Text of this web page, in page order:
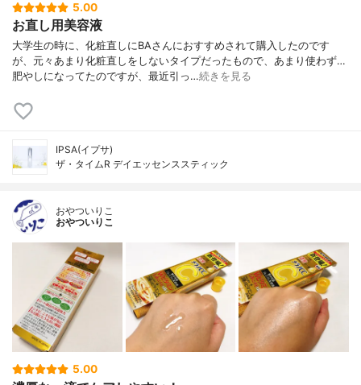
5.00
お直し用美容液
大学生の時に、化粧直しにBAさんにおすすめされて購入したのです
が、元々あまり化粧直しをしないタイプだったもので、あまり使わず…
肥やしになってたのですが、最近引っ…続きを見る
IPSA(イプサ)
ザ・タイムR デイエッセンススティック
おやついりこ
おやついりこ
5.00